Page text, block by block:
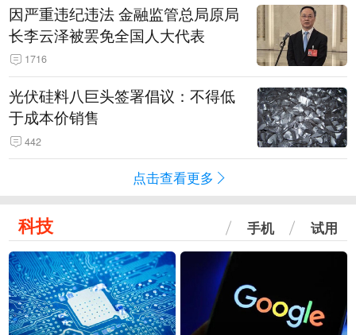
因严重违纪违法 金融监管总局原局
长李云泽被罢免全国人大代表
1716
光伏硅料八巨头签署倡议：不得低
于成本价销售
442
点击查看更多
科技 手机 试用